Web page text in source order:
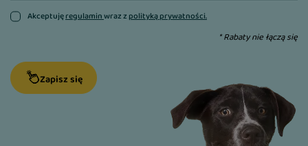
Akceptujęregulaminwraz zpolityką prywatności.
* Rabaty nie łączą się
Zapisz się